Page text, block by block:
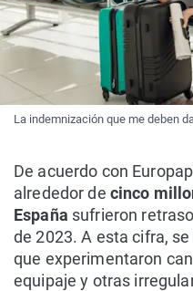
La indemnización que me deben
De acuerdo con
alrededor de cinco
España sufrieron
de 2023. A esta cifra,
que experimentaron
equipaje y otras